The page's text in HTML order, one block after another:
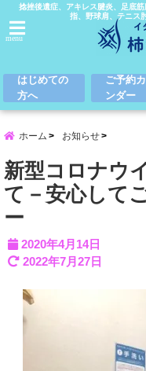
捻挫後遺症、アキレス腱炎、足底
指、野球肩、テニス
menu
はじめての
方へ
ご予約
ンダー
ホーム お知らせ
新型コロナウ
て－安心して
ー
2020年4月14日
2022年7月27日